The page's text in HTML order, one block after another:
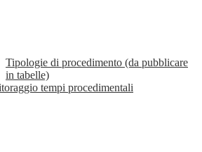
Tipologie di procedimento (da pubblicare
in tabelle)
tempi procedimentali